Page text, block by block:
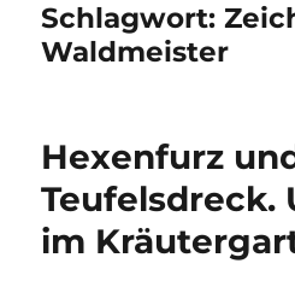
Schlagwort:
Waldmeister
Hexenfurz
Teufelsdreck.
im